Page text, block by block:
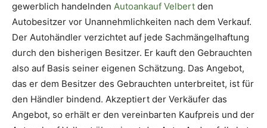
gewerblich handelnden Autoankauf Velbert den
Autobesitzer vor Unannehmlichkeiten nach dem Verkauf.
Der Autohändler verzichtet auf jede Sachmängelhaftung
durch den bisherigen Besitzer. Er kauft den Gebrauchten
also auf Basis seiner eigenen Schätzung. Das Angebot,
das er dem Besitzer des Gebrauchten unterbreitet, ist für
den Händler bindend. Akzeptiert der Verkäufer das
Angebot, so erhält er den vereinbarten Kaufpreis und der